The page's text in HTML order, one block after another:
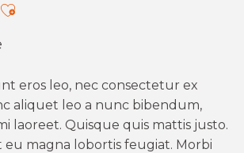
Ajouter aux favoris
eros leo, nec consectetur ex
aliquet leo a nunc bibendum,
laoreet. Quisque quis mattis justo.
eu magna lobortis feugiat. Morbi